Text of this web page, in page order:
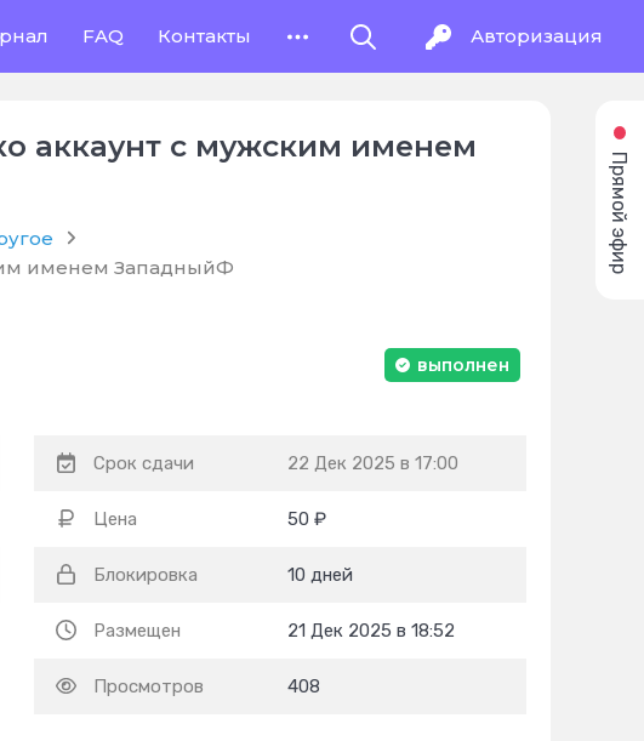
FAQ Контакты Авторизация
аккаунт с мужским именем
именем ЗападныйФ
выполнен
Срок сдачи 22 Дек 2025 в 17:00
Цена 50 ₽
Блокировка 10 дней
Размещен 21 Дек 2025 в 18:52
Просмотров 408
Прямой эфир